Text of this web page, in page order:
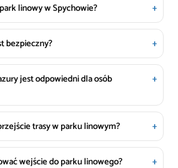
linowy w Spychowie?
bezpieczny?
jest odpowiedni dla osób
trasy w parku linowym?
wejście do parku linowego?